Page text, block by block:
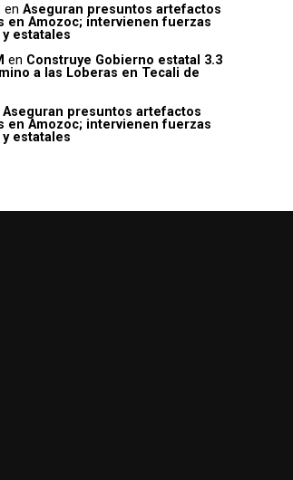
en Aseguran presuntos artefactos
en Amozoc; intervienen fuerzas
estatales
en Construye Gobierno estatal 3.3
a las Loberas en Tecali de
Aseguran presuntos artefactos
en Amozoc; intervienen fuerzas
estatales